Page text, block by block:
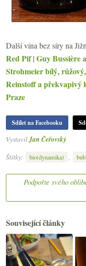
Další vína bez síry na
Red Pif| Guy Bussière
Strohmeier bílý,
Reinstoff a překvapivý
Praze
Sdílet na Facebooku
Vystavil Jan Čeřovský
Štítky:
bio(dynamika) ,
Podpořte svého
Související články